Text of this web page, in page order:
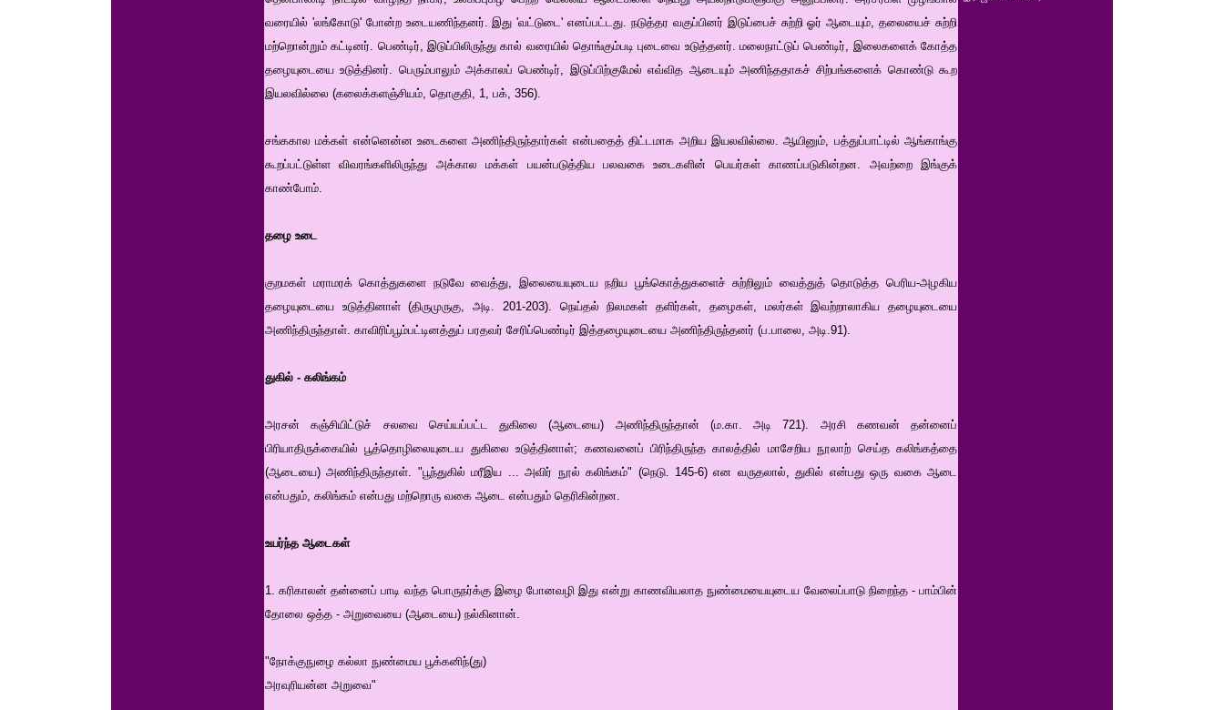
வரையில் 'லங்கோடு' போன்ற உடையணிந்தனர். இது 'வட்டுடை' எனப்பட்டது. நடுத்தர வகுப்பினர் இடுப்பைச் சுற்றி ஓர் ஆடையும், தலையைச் சுற்றி
மற்றொன்றும் கட்டினர். பெண்டிர், இடுப்பிலிருந்து கால் வரையில் தொங்கும்படி புடைவை உடுத்தனர். மலைநாட்டுப் பெண்டிர், இலைகளைக் கோத்த
தழையுடையை உடுத்தினர். பெரும்பாலும் அக்காலப் பெண்டிர், இடுப்பிற்குமேல் எவ்வித ஆடையும் அணிந்ததாகச் சிற்பங்களைக் கொண்டு கூற
இயலவில்லை (கலைக்களஞ்சியம், தொகுதி, 1, பக், 356).
சங்ககால மக்கள் என்னென்ன உடைகளை அணிந்திருந்தார்கள் என்பதைத் திட்டமாக அறிய இயலவில்லை. ஆயினும், பத்துப்பாட்டில் ஆங்காங்கு
கூறப்பட்டுள்ள விவரங்களிலிருந்து அக்கால மக்கள் பயன்படுத்திய பலவகை உடைகளின் பெயர்கள் காணப்படுகின்றன. அவற்றை இங்குக்
காண்போம்.
தழை உடை
குறமகள் மராமரக் கொத்துகளை நடுவே வைத்து, இலையையுடைய நறிய பூங்கொத்துகளைச் சுற்றிலும் வைத்துத் தொடுத்த பெரிய-அழகிய
தழையுடையை உடுத்தினாள் (திருமுருகு, அடி. 201-203). நெய்தல் நிலமகள் தளிர்கள், தழைகள், மலர்கள் இவற்றாலாகிய தழையுடையை
அணிந்திருந்தாள். காவிரிப்பூம்பட்டினத்துப் பரதவர் சேரிப்பெண்டிர் இத்தழையுடையை அணிந்திருந்தனர் (ப.பாலை, அடி.91).
துகில் - கலிங்கம்
அரசன் கஞ்சியிட்டுச் சலவை செய்யப்பட்ட துகிலை (ஆடையை) அணிந்திருந்தான் (ம.கா. அடி 721). அரசி கணவன் தன்னைப்
பிரியாதிருக்கையில் பூத்தொழிலையுடைய துகிலை உடுத்தினாள்; கணவனைப் பிரிந்திருந்த காலத்தில் மாசேறிய நூலாற் செய்த கலிங்கத்தை
(ஆடையை) அணிந்திருந்தாள். "பூந்துகில் மரீஇய ... அவிர் நூல் கலிங்கம்" (நெடு. 145-6) என வருதலால், துகில் என்பது ஒரு வகை ஆடை
என்பதும், கலிங்கம் என்பது மற்றொரு வகை ஆடை என்பதும் தெரிகின்றன.
உயர்ந்த ஆடைகள்
1. கரிகாலன் தன்னைப் பாடி வந்த பொருநர்க்கு இழை போனவழி இது என்று காணவியலாத நுண்மையையுடைய வேலைப்பாடு நிறைந்த - பாம்பின்
தோலை ஒத்த - அறுவையை (ஆடையை) நல்கினான்.
"நோக்குநுழை கல்லா நுண்மைய பூக்கனிந்(து)
அரவுரியன்ன அறுவை"